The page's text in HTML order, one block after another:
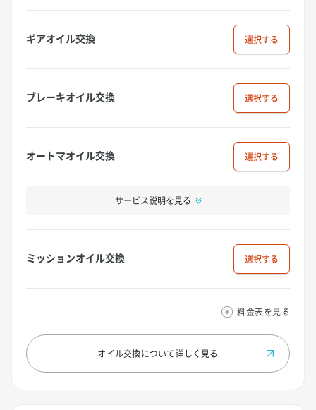
ギアオイル交換 選択
ブレーキオイル交換 選択
オートマオイル交換 選択
サービス説明を見る
ミッションオイル交換 選択
料金表を見る
オイル交換について詳しく見る